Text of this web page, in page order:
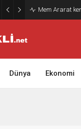
Mem Ararat
Dünya Ekonomi